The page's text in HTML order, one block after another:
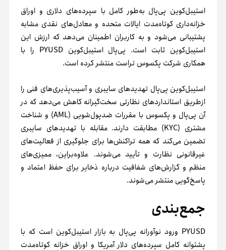
استیبل‌کوین پی‌پال به‌طور کامل با سپرده‌های دلاری و اوراق
خزانه‌داری کوتاه‌مدت ایالات متحده و معادل‌های نقدی مشابه
پشتیبانی می‌شود و به کاربران اطمینان می‌دهد که ارزش این
استیبل‌کوین ثابت است. پی‌پال استیبل‌کوین PYUSD را با
همکاری شرکت پکسوس تراست منتشر کرده است.
استیبل‌کوین پی‌پال تهدیدهای سایبری و آسیب‌پذیری‌های فنی را
از‌طریق استانداردهای نظارتی سخت‌گیرانه کاهش می‌دهد که در
آن پی‌پال و پکسوس با مقررات ضد‌پول‌شویی (AML) و شناخت
مشتری (KYC) مطابقت دارند. مقابله با تهدیدهای سایبری
تضمین می‌کند که همه تراکنش‌ها برای جلوگیری از فعالیت‌های
غیرقانونی نظارت و تأیید می‌شوند. علاوه‌براین، ممیزی‌های
منظم و گزارش‌های شفافیت درباره ذخایر برای حفظ اعتماد و
پاسخ‌گویی منتشر می‌شوند.
جمع‌بندی
PYUSD ورود نوآورانه پی‌پال به بازار استیبل‌کوین است که با
پشتوانه کامل سپرده‌های دلار آمریکا و اوراق خزانه کوتاه‌مدت